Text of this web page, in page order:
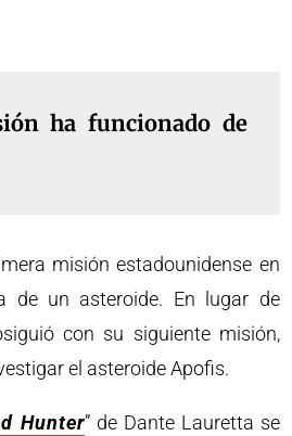
ha funcionado de
misión estadounidense en
de un asteroide. En lugar de
con su siguiente misión,
el asteroide Apofis.
Hunter” de Dante Lauretta se